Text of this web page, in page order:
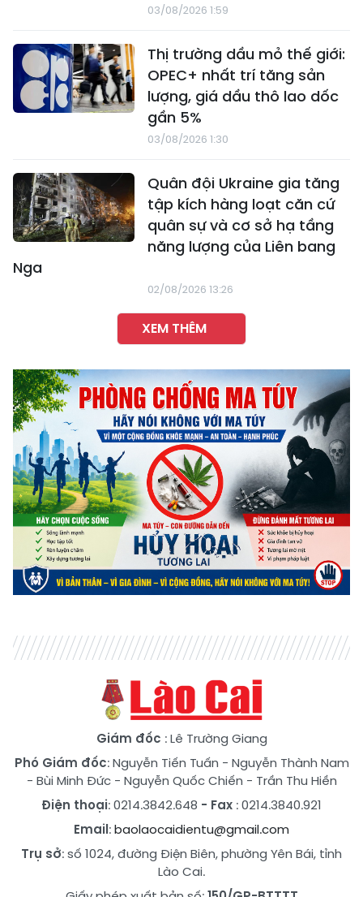
03/08/2026 1:59
Thị trường dầu mỏ thế giới:
OPEC+ nhất trí tăng sản
lượng, giá dầu thô lao dốc
gần 5%
03/08/2026 1:30
Quân đội Ukraine gia tăng
tập kích hàng loạt căn cứ
quân sự và cơ sở hạ tầng
năng lượng của Liên bang
Nga
02/08/2026 13:26
XEM THÊM
Giám đốc : Lê Trường Giang
Phó Giám đốc:Nguyễn Tiến Tuấn - Nguyễn Thành Nam
- Bùi Minh Đức- Nguyễn Quốc Chiến - Trần Thu Hiền
Điện thoại: 0214.3842.648 - Fax : 0214.3840.921
Email:baolaocaidientu@gmail.com
Trụ sở: số 1024, đường Điện Biên, phường Yên Bái, tỉnh
Lào Cai.